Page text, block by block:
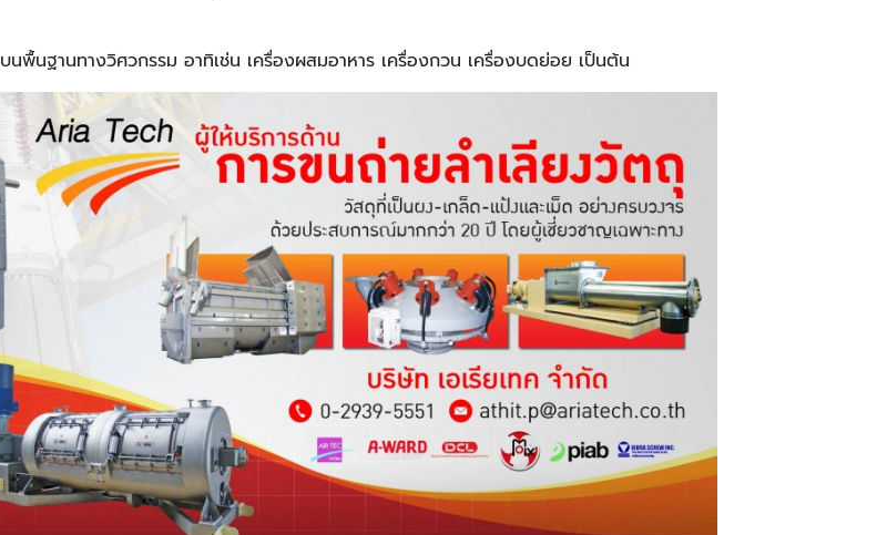
บนพื้นฐานทางวิศวกรรม อาทิเช่น เครื่องผสมอาหาร เครื่องกวน เครื่องบดย่อย เป็นต้น